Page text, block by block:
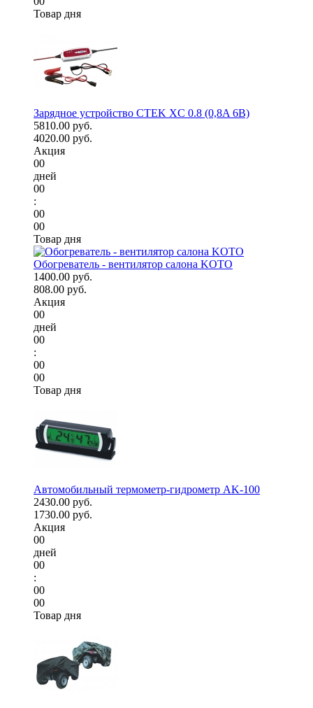
Товар дня
Зарядное устройство CTEK XC 0.8 (0,8A 6В)
5810.00 руб.
4020.00 руб.
Акция
00
дней
00
:
00
00
Товар дня
Обогреватель - вентилятор салона KOTO
1400.00 руб.
808.00 руб.
Акция
00
дней
00
:
00
00
Товар дня
Автомобильный термометр-гидрометр AK-100
2430.00 руб.
1730.00 руб.
Акция
00
дней
00
:
00
00
Товар дня